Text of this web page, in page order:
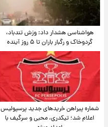
هواشناسی هشدار داد: وزش تندباد،
گردوخاک و رگبار باران تا ۵ روز آینده
شماره پیراهن خریدهای جدید پرسپولیس
اعلام شد؛ تیکدری، محبی و سرگیف با